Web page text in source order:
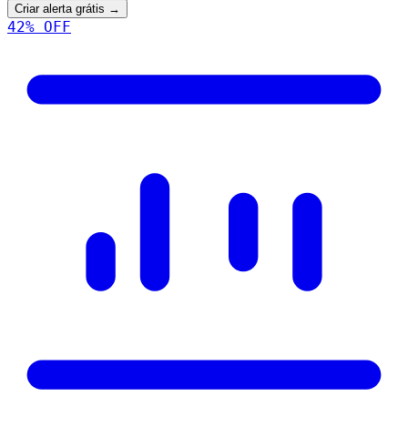
Criar alerta grátis →
42% OFF